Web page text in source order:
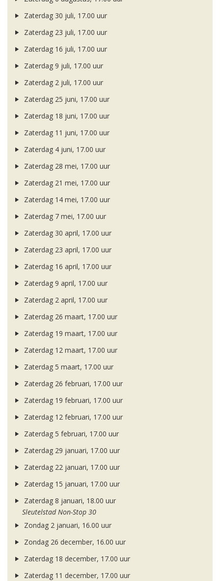
Zaterdag 30 juli, 17.00 uur
Zaterdag 23 juli, 17.00 uur
Zaterdag 16 juli, 17.00 uur
Zaterdag 9 juli, 17.00 uur
Zaterdag 2 juli, 17.00 uur
Zaterdag 25 juni, 17.00 uur
Zaterdag 18 juni, 17.00 uur
Zaterdag 11 juni, 17.00 uur
Zaterdag 4 juni, 17.00 uur
Zaterdag 28 mei, 17.00 uur
Zaterdag 21 mei, 17.00 uur
Zaterdag 14 mei, 17.00 uur
Zaterdag 7 mei, 17.00 uur
Zaterdag 30 april, 17.00 uur
Zaterdag 23 april, 17.00 uur
Zaterdag 16 april, 17.00 uur
Zaterdag 9 april, 17.00 uur
Zaterdag 2 april, 17.00 uur
Zaterdag 26 maart, 17.00 uur
Zaterdag 19 maart, 17.00 uur
Zaterdag 12 maart, 17.00 uur
Zaterdag 5 maart, 17.00 uur
Zaterdag 26 februari, 17.00 uur
Zaterdag 19 februari, 17.00 uur
Zaterdag 12 februari, 17.00 uur
Zaterdag 5 februari, 17.00 uur
Zaterdag 29 januari, 17.00 uur
Zaterdag 22 januari, 17.00 uur
Zaterdag 15 januari, 17.00 uur
Zaterdag 8 januari, 18.00 uur
Sleutelstad Non-Stop 30
Zondag 2 januari, 16.00 uur
Zondag 26 december, 16.00 uur
Zaterdag 18 december, 17.00 uur
Zaterdag 11 december, 17.00 uur